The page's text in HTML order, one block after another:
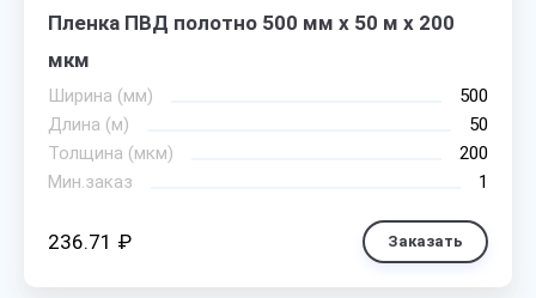
Пленка ПВД полотно 500 мм х 50 м х 200
мкм
Ширина (мм)
500
Длина (м)
50
Толщина (мкм)
200
Мин.заказ
1
236.71 ₽ Заказать